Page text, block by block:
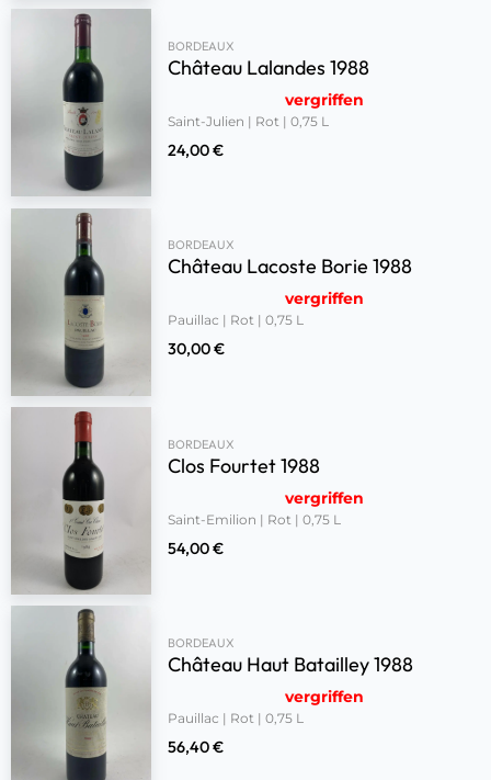
BORDEAUX
Château Lalandes 1988
vergriffen
Saint-Julien | Rot | 0,75 L
24,00€
BORDEAUX
Château Lacoste Borie 1988
vergriffen
Pauillac | Rot | 0,75 L
30,00€
BORDEAUX
Clos Fourtet 1988
vergriffen
Saint-Emilion | Rot | 0,75 L
54,00€
BORDEAUX
Château Haut Batailley 1988
vergriffen
Pauillac | Rot | 0,75 L
56,40€